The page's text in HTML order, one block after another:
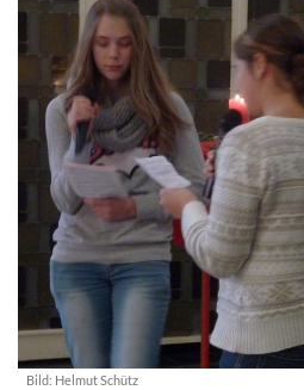
Bild: Helmut Schütz